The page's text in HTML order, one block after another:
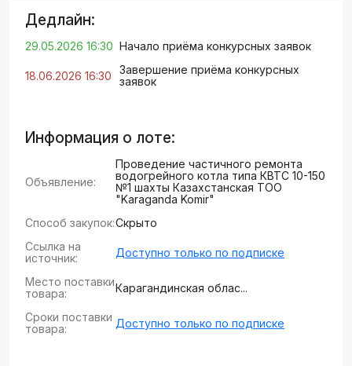
Дедлайн:
29.05.2026 16:30 Начало приёма конкурсных заявок
18.06.2026 16:30
Завершение приёма конкурсных
заявок
Информация о лоте:
Объявление:
Проведение частичного ремонта
водогрейного котла типа КВТС 10-150
№1 шахты Казахстанская ТОО
"Karaganda Komir"
Способ закупок:Скрыто
Ссылка на
источник:
Доступно только по подписке
Место поставки
товара:
Карагандинская облас...
Сроки поставки
товара:
Доступно только по подписке